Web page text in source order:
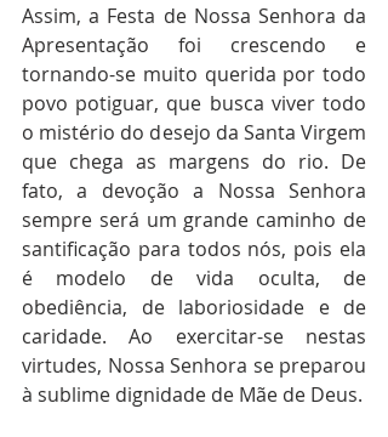
Assim, a Festa de Nossa Senhora da
Apresentação foi crescendo e
tornando-se muito querida por todo
povo potiguar, que busca viver todo
o mistério do desejo da Santa Virgem
que chega as margens do rio. De
fato, a devoção a Nossa Senhora
sempre será um grande caminho de
santificação para todos nós, pois ela
é modelo de vida oculta, de
obediência, de laboriosidade e de
caridade. Ao exercitar-se nestas
virtudes, Nossa Senhora se preparou
à sublime dignidade de Mãe de Deus.